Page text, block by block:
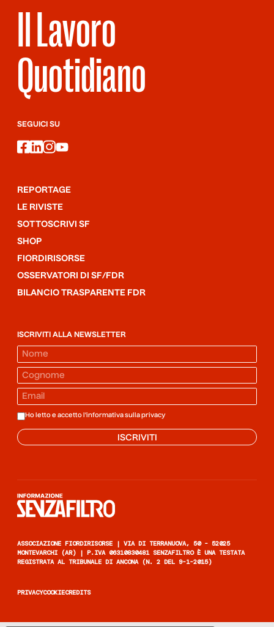
Il Lavoro
Quotidiano
SEGUICI SU
facebook
linkedin
instagram
youtube
REPORTAGE
LE RIVISTE
SOTTOSCRIVI SF
SHOP
FIORDIRISORSE
OSSERVATORI DI SF/FDR
BILANCIO TRASPARENTE FDR
ISCRIVITI ALLA NEWSLETTER
Ho letto e accetto l'informativa sulla privacy
ISCRIVITI
ASSOCIAZIONE FIORDIRISORSE | VIA DI TERRANUOVA, 50 - 52025
MONTEVARCHI (AR) | P.IVA 06310830481 SENZAFILTRO È UNA TESTATA
REGISTRATA AL TRIBUNALE DI ANCONA (N. 2 DEL 9-1-2015)
PRIVACYCOOKIECREDITS